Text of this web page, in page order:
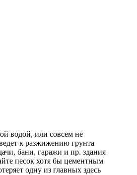
водой, или совсем не
к разжижению грунта
бани, гаражи и пр. здания
песок хотя бы цементным
одну из главных здесь